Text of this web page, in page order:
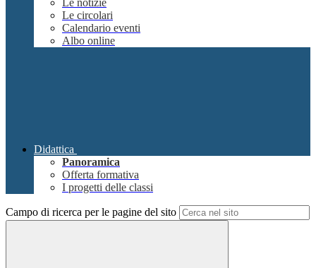
Le notizie
Le circolari
Calendario eventi
Albo online
Didattica
Panoramica
Offerta formativa
I progetti delle classi
Campo di ricerca per le pagine del sito